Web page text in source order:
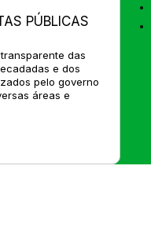
PÚBLICAS
das
e dos
pelo governo
áreas e